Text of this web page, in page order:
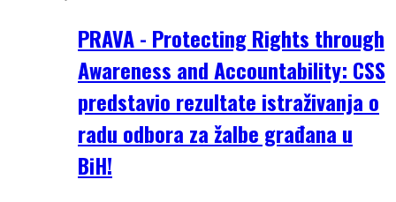
PRAVA - Protecting Rights through
Awareness and Accountability: CSS
predstavio rezultate istraživanja o
radu odbora za žalbe građana u
BiH!